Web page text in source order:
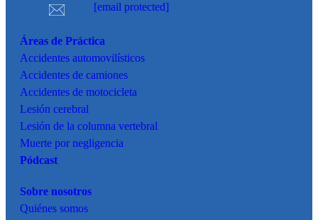
[email protected]
Áreas de Práctica
Accidentes automovilísticos
Accidentes de camiones
Accidentes de motocicleta
Lesión cerebral
Lesión de la columna vertebral
Muerte por negligencia
Pódcast
Sobre nosotros
Quiénes somos